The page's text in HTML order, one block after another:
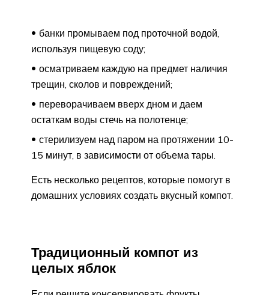
банки промываем под проточной водой,
используя пищевую соду;
осматриваем каждую на предмет наличия
трещин, сколов и повреждений;
переворачиваем вверх дном и даем
остаткам воды стечь на полотенце;
стерилизуем над паром на протяжении 10-
15 минут, в зависимости от объема тары.
Есть несколько рецептов, которые помогут в
домашних условиях создать вкусный компот.
Традиционный компот из
целых яблок